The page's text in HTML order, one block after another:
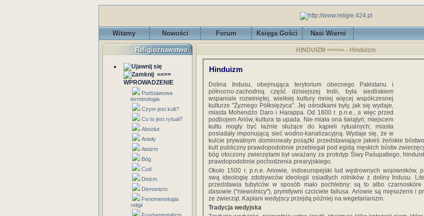
Witamy Nowości Forum Księga Gości Nasi Wierni
Religioznawstwo
==>>
WPROWADZENIE
Podstawowa
terminologia
Czym jest kult?
Co to jest rytuał?
Absolut
Anioły
Ateizm
Bóg
Cud
Deizm
Demonizm
Fenomenologia
religii
HINDUIZM <<<== - Hinduizm
Hinduizm
Dolina Indusu, obejmująca terytorium obecnego Pakistanu i
północno-zachodnią część dzisiejszej Indii, była siedliskiem
wspaniale rozwiniętej, wielkiej kultury mniej więcej współczesnej
kulturze "Żyznego Półksiężyca". Jej ośrodkami były, jak się wydaje,
miasta Mohendźo Daro i Harappa. Od 1600 r. p.n.e., a więc przed
podbojem Ariów, kultura ta upada. Nie miała ona świątyń; miejscem
kultu mogły być łaźnie służące do kąpieli rytualnych; miasta
posiadały imponującą sieć wodno-kanalizacyjną. Wydaje się, że w
kulcie prywatnym dominowały posążki przedstawiające jakieś żeńskie
kult publiczny prawdopodobnie przebiegał pod egidą męskich bóstw
bóg otoczony zwierzętami był uważany za prototyp Śiwy Paśupatiego,
prawdopodobnie pochodzenia prearyjskiego.
Około 1500 r. p.n.e. Ariowie, indoeuropejski lud wędrownych wojowników,
swą ideologię zdobywców ideologii osiadłych rolników z doliny Indusu.
przedstawia tubylców w sposób mało pochlebny: są to albo czarnoskóre
dasowie ("niewolnicy"), prymitywni czciciele fallusa. Ariowie są mięsożerni i
ze zwierząt. Kapłani wedyjscy przejdą później na wegetarianizm.
Tradycja wedyjska